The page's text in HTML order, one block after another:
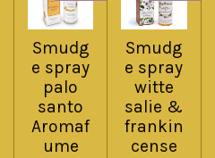
Smudg
e spray
palo
santo
Aromaf
ume
Smudg
e spray
witte
salie &
frankin
cense